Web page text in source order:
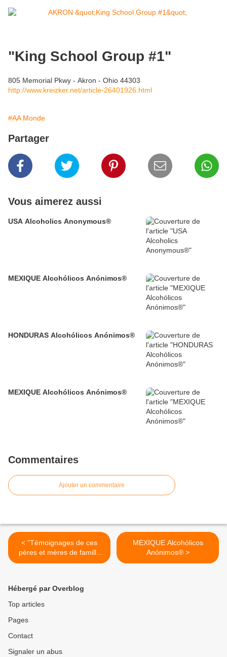
"King School Group #1"
805 Memorial Pkwy - Akron - Ohio 44303
http://www.kreizker.net/article-26401926.html
#AA Monde
Partager
Vous aimerez aussi
USA Alcoholics Anonymous®
MEXIQUE Alcohólicos Anónimos®
HONDURAS Alcohólicos Anónimos®
MEXIQUE Alcohólicos Anónimos®
Commentaires
Ajouter un commentaire
< "Témoignages de ces
pères et mères de famille
qui ont connu l'enfer de
MEXIQUE Alcohólicos
Anónimos® >
Hébergé par Overblog
Top articles
Pages
Contact
Signaler un abus